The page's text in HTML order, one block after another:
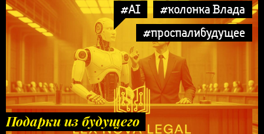
#AI
#колонка Влада
#проспалибудущее
Подарки из будущего